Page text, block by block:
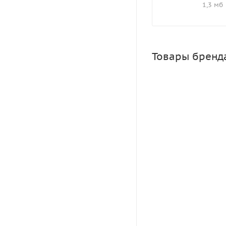
1,3 мб
Товары